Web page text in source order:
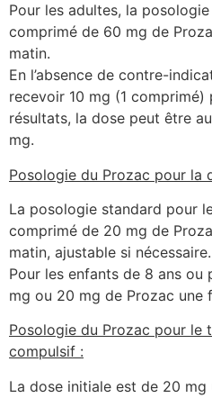
Pour les adultes, la
comprimé de 60 mg de
matin.
En l’absence de contre-
recevoir 10 mg (1 comprimé)
résultats, la dose peut être
mg.
Posologie du Prozac pour la
La posologie standard pour
comprimé de 20 mg de
matin, ajustable si nécessaire.
Pour les enfants de 8 ans ou
mg ou 20 mg de Prozac une
Posologie du Prozac pour le
compulsif :
La dose initiale est de 20